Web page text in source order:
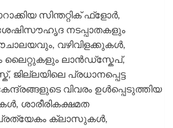
സിന്തറ്റിക് ഫ്ളോർ,
നടപ്പാതകളും
വഴിവിളക്കുകൾ,
ലൈറ്റുകളും ലാൻഡ്‌സ്കേപ്,
ജില്ലയിലെ പ്രധാനപ്പെട്ട
വിവരം ഉൾപ്പെടുത്തിയ
ശാരീരികക്ഷമത
പ്രത്യേകം ക്ലാസുകൾ,